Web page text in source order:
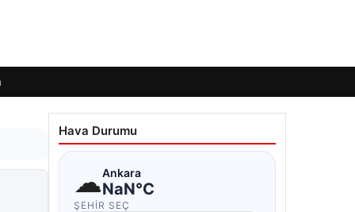
Hava Durumu
☁Ankara
NaN°C
ŞEHIR SEÇ